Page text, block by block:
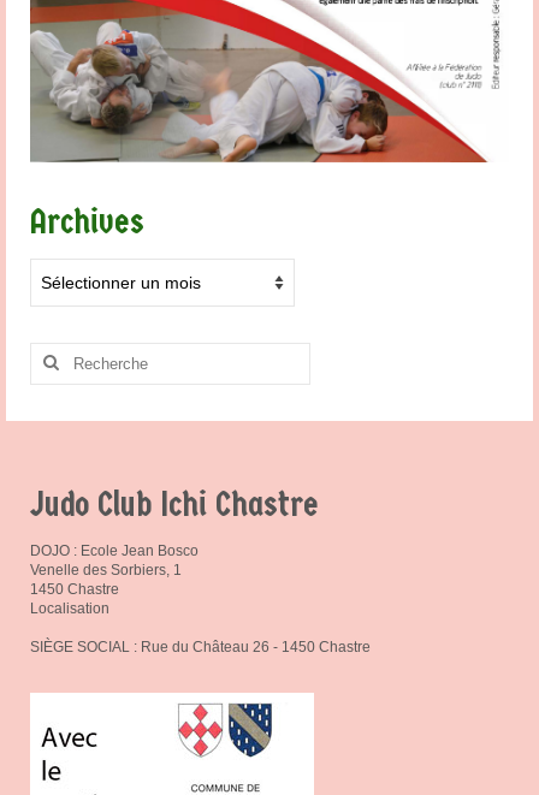
Archives
Rechercher
Judo Club Ichi Chastre
DOJO : Ecole Jean Bosco
Venelle des Sorbiers, 1
1450 Chastre
Localisation
SIÈGE SOCIAL : Rue du Château 26 - 1450 Chastre